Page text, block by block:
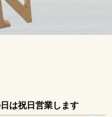
は祝日営業します